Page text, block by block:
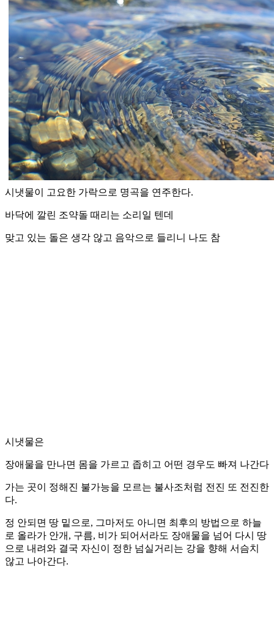
시냇물이 고요한 가락으로 명곡을 연주한다.
바닥에 깔린 조약돌 때리는 소리일 텐데
맞고 있는 돌은 생각 않고 음악으로 들리니 나도 참
시냇물은
장애물을 만나면 몸을 가르고 좁히고 어떤 경우도 빠져 나간다
가는 곳이 정해진 불가능을 모르는 불사조처럼 전진 또 전진한
다.
정 안되면 땅 밑으로, 그마저도 아니면 최후의 방법으로 하늘
로 올라가 안개, 구름, 비가 되어서라도 장애물을 넘어 다시 땅
으로 내려와 결국 자신이 정한 넘실거리는 강을 향해 서슴치
않고 나아간다.